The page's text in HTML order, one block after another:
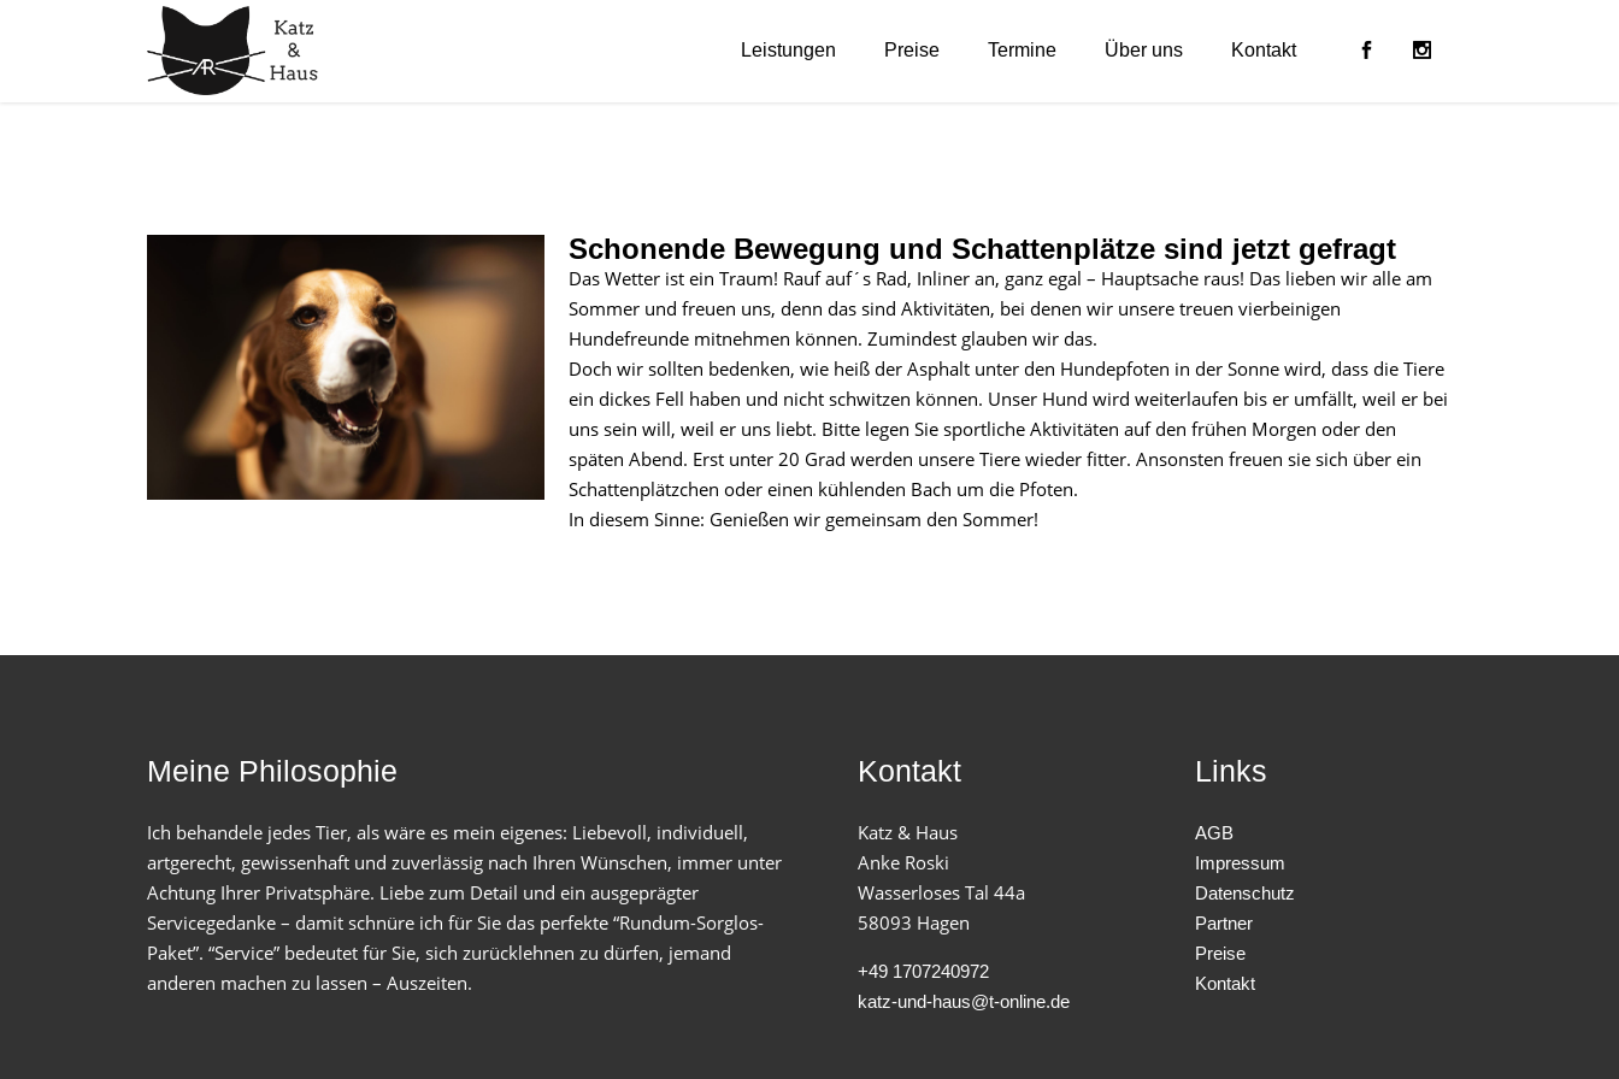
Leistungen Preise Termine Über uns Kontakt
Schonende Bewegung und Schattenplätze sind jetzt gefragt
Das Wetter ist ein Traum! Rauf auf´s Rad, Inliner an, ganz egal – Hauptsache raus! Das lieben wir alle am
Sommer und freuen uns, denn das sind Aktivitäten, bei denen wir unsere treuen vierbeinigen
Hundefreunde mitnehmen können. Zumindest glauben wir das.
Doch wir sollten bedenken, wie heiß der Asphalt unter den Hundepfoten in der Sonne wird, dass die Tiere
ein dickes Fell haben und nicht schwitzen können. Unser Hund wird weiterlaufen bis er umfällt, weil er bei
uns sein will, weil er uns liebt. Bitte legen Sie sportliche Aktivitäten auf den frühen Morgen oder den
späten Abend. Erst unter 20 Grad werden unsere Tiere wieder fitter. Ansonsten freuen sie sich über ein
Schattenplätzchen oder einen kühlenden Bach um die Pfoten.
In diesem Sinne: Genießen wir gemeinsam den Sommer!
Meine Philosophie
Ich behandele jedes Tier, als wäre es mein eigenes: Liebevoll, individuell,
artgerecht, gewissenhaft und zuverlässig nach Ihren Wünschen, immer unter
Achtung Ihrer Privatsphäre. Liebe zum Detail und ein ausgeprägter
Servicegedanke – damit schnüre ich für Sie das perfekte “Rundum-Sorglos-
Paket”. “Service” bedeutet für Sie, sich zurücklehnen zu dürfen, jemand
anderen machen zu lassen – Auszeiten.
Kontakt
Katz & Haus
Anke Roski
Wasserloses Tal 44a
58093 Hagen
+49 1707240972
katz-und-haus@t-online.de
Links
AGB
Impressum
Datenschutz
Partner
Preise
Kontakt